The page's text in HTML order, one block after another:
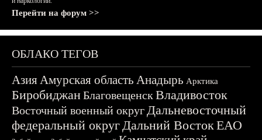
Перейти на форум >>
ОБЛАКО ТЕГОВ
АзияАмурская область Анадырь Арктика
БиробиджанБлаговещенскВладивосток
Восточный военный округДальневосточный
федеральный округДальний ВостокЕАО